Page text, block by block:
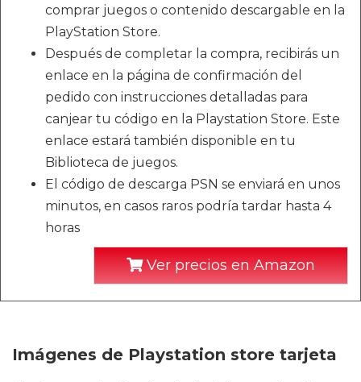
comprar juegos o contenido descargable en la
PlayStation Store.
Después de completar la compra, recibirás un
enlace en la página de confirmación del
pedido con instrucciones detalladas para
canjear tu código en la Playstation Store. Este
enlace estará también disponible en tu
Biblioteca de juegos.
El código de descarga PSN se enviará en unos
minutos, en casos raros podría tardar hasta 4
horas
Ver precios en Amazon
Imágenes de Playstation store tarjeta